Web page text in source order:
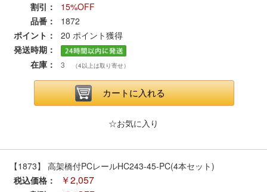
お役立ち情報
鉄道模型の情報
メルマガ登録 LINEお友達登録
ご注文方法
割引：
15%OFF
品番：
1872
ポイント：
20 ポイント獲得
発送時期：
在庫：
3 （4以上は取り寄せ）
カートに入れる
☆お気に入り
【1873】 高架橋付PCレールHC243-45-PC(4本セット)
税込価格：
￥2,057